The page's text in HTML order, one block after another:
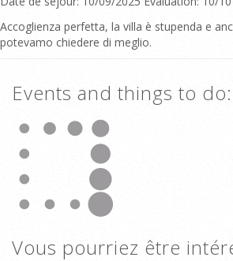
Accoglienza perfetta, la villa è stupenda e
potevamo chiedere di meglio.
Events and things to do:
Vous pourriez être